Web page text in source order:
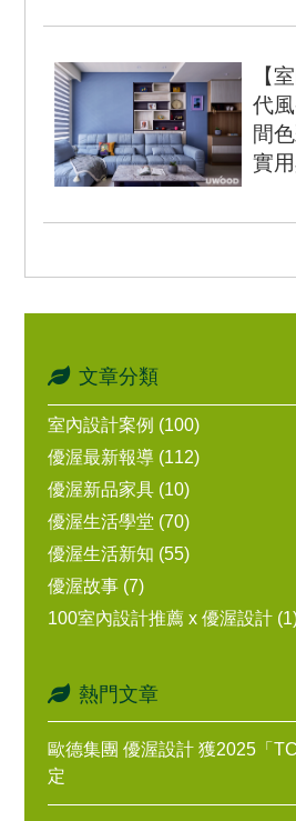
【
代
間
實
文章分類
室內設計案例 (100)
優渥最新報導 (112)
優渥新品家具 (10)
優渥生活學堂 (70)
優渥生活新知 (55)
優渥故事 (7)
100室內設計推薦 x 優渥設計
熱門文章
歐德集團 優渥設計 獲2025「
定